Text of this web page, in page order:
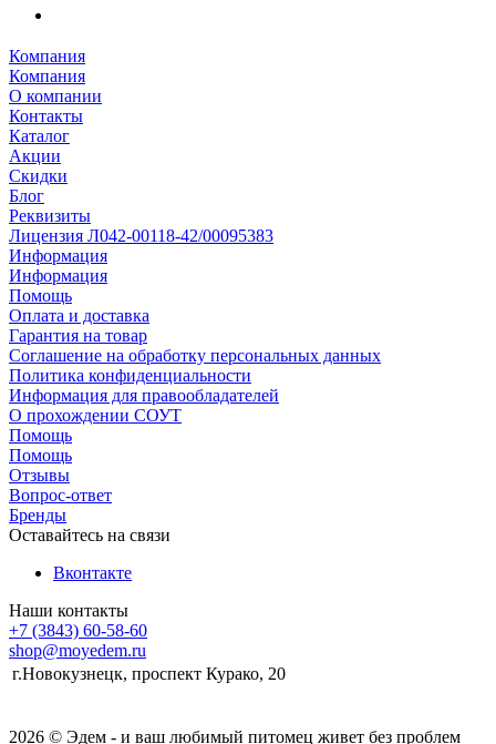
Компания
Компания
О компании
Контакты
Каталог
Акции
Скидки
Блог
Реквизиты
Лицензия Л042-00118-42/00095383
Информация
Информация
Помощь
Оплата и доставка
Гарантия на товар
Соглашение на обработку персональных данных
Политика конфиденциальности
Информация для правообладателей
О прохождении СОУТ
Помощь
Помощь
Отзывы
Вопрос-ответ
Бренды
Оставайтесь на связи
Вконтакте
Наши контакты
+7 (3843) 60-58-60
shop@moyedem.ru
г.Новокузнецк, проспект Курако, 20
2026 © Эдем - и ваш любимый питомец живет без проблем